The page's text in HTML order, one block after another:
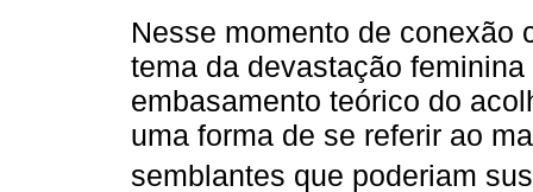
Nesse momento de conexão
tema da devastação
embasamento teórico do
uma forma de se referir ao
semblantes que poderiam